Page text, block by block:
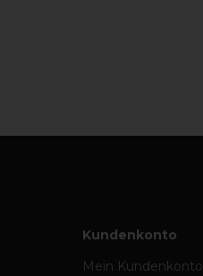
Kundenkonto
Mein Kundenkonto